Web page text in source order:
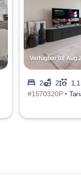
Verfügbar 08 Aug
2 2
#1570320P •